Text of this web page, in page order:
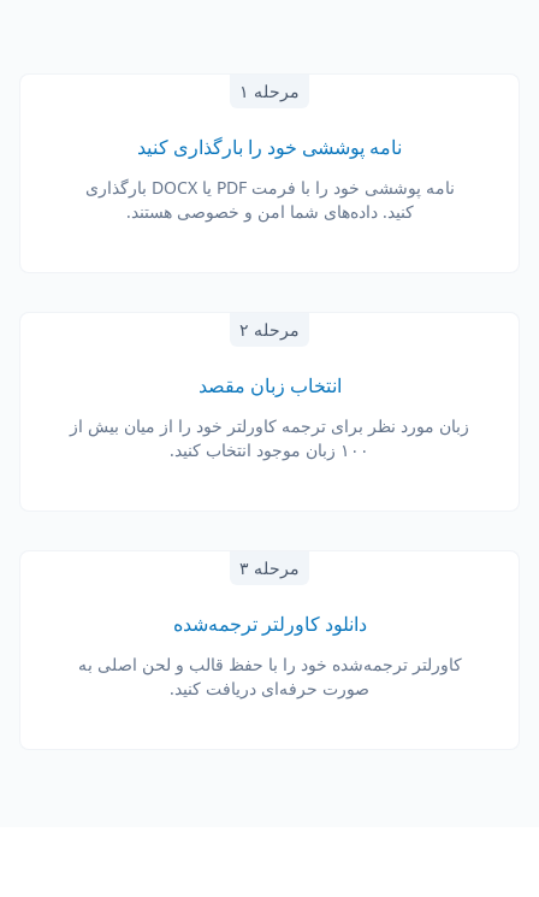
مرحله ۱
نامه پوششی خود را بارگذاری کنید
نامه پوششی خود را با فرمت PDF یا DOCX بارگذاری
کنید. داده‌های شما امن و خصوصی هستند.
مرحله ۲
انتخاب زبان مقصد
زبان مورد نظر برای ترجمه کاورلتر خود را از میان بیش از
۱۰۰ زبان موجود انتخاب کنید.
مرحله ۳
دانلود کاورلتر ترجمه‌شده
کاورلتر ترجمه‌شده خود را با حفظ قالب و لحن اصلی به
صورت حرفه‌ای دریافت کنید.